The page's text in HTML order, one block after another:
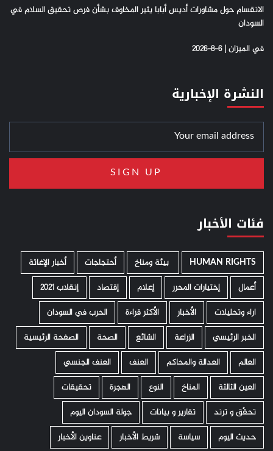
الانقسام حول مشاورات أديس أبابا يثير المخاوف بشأن فرص تحقيق السلام في
السودان
في الميزان | 6-8-2026
النشرة الإخبارية
فئات الأخبار
HUMAN RIGHTS ­ بيئة ومناخ أحتجاجات
أخبار الإغاثة
أعمال
إختيارات المحرر إعلام إقتصاد
إنقلاب 2021
اراء وتحليلات
الأخبار الأكثر قراءة
الحرب في السودان
الخبر الرئيسي
الزراعة الشائع الصحة
الصفحة الرئيسية
العالم
العدالة والمحاكم العنف
العنف الجنسي
العين الثالثة
المناخ النوع الهجرة
تحقيقات
تحقّق و ترند
تقارير و بيانات
جولة السودان اليوم
حديث اليوم
سياسة شريط الأخبار عناوين الأخبار